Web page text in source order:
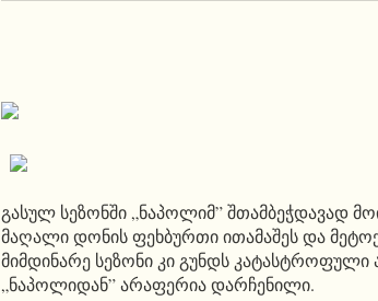
გასულ სეზონში „ნაპოლიმ” შთამბეჭდავად
მაღალი დონის ფეხბურთი ითამაშეს და
მიმდინარე სეზონი კი გუნდს
„ნაპოლიდან” არაფერია დარჩენილი.